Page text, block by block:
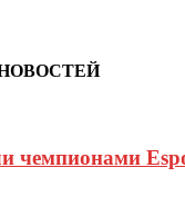
чемпионами